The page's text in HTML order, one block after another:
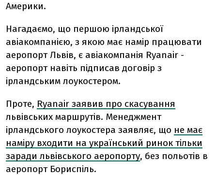
Америки.
Нагадаємо, що першою ірландської
авіакомпанією, з якою має намір працювати
аеропорт Львів, є авіакомпанія Ryanair -
аеропорт навіть підписав договір з
ірландським лоукостером.
Проте, Ryanair заявив про скасування
львівських маршрутів. Менеджмент
ірландського лоукостера заявляє, що не має
наміру входити на український ринок тільки
заради львівського аеропорту, без польотів в
аеропорт Бориспіль.